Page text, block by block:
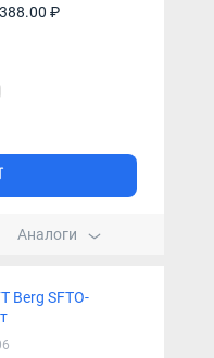
₽
Аналоги
Berg SFTO-